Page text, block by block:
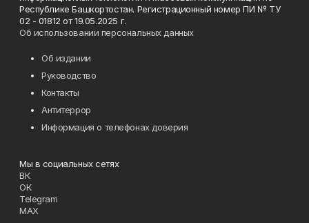
Республике Башкортостан. Регистрационный номер ПИ № ТУ
02 - 01812 от 19.05.2025 г.
Об использовании персональных данных
Об издании
Руководство
Контакты
Антитеррор
Информация о телефонах доверия
Мы в социальных сетях
ВК
ОК
Telegram
MAX